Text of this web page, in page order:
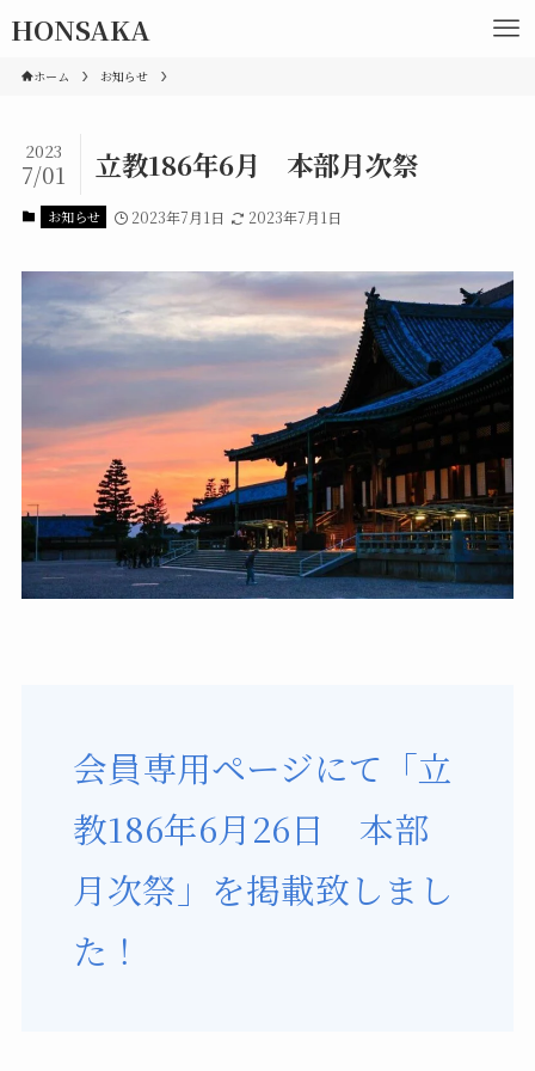
HONSAKA
ホーム お知らせ
立教186年6月 本部月次祭
2023
7/01
お知らせ 2023年7月1日 2023年7月1日
会員専用ページにて「立
教186年6月26日 本部
月次祭」を掲載致しまし
た！